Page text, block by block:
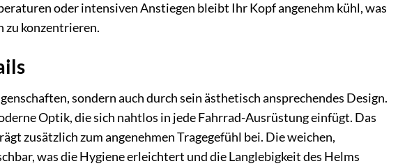
oder intensiven Anstiegen bleibt Ihr Kopf angenehm kühl, was
zu konzentrieren.
sondern auch durch sein ästhetisch ansprechendes Design.
Optik, die sich nahtlos in jede Fahrrad-Ausrüstung einfügt. Das
zusätzlich zum angenehmen Tragegefühl bei. Die weichen,
was die Hygiene erleichtert und die Langlebigkeit des Helms